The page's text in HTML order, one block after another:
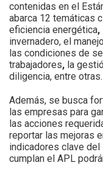
contenidas en el
abarca 12 temáticas
eficiencia energética,
invernadero, el
las condiciones de
trabajadores, la
diligencia, entre otras.
Además, se busca
las empresas para
las acciones
reportar las mejoras
indicadores clave del
cumplan el APL